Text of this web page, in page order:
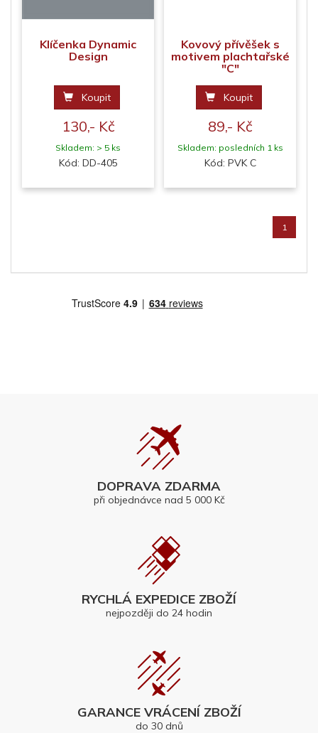
Klíčenka Dynamic
Design
Koupit
130,- Kč
Skladem: > 5 ks
Kód: DD-405
Kovový přívěšek s
motivem plachtařské
"C"
Koupit
89,- Kč
Skladem: posledních 1 ks
Kód: PVK C
1
DOPRAVA ZDARMA
při objednávce nad 5 000 Kč
RYCHLÁ EXPEDICE ZBOŽÍ
nejpozději do 24 hodin
GARANCE VRÁCENÍ ZBOŽÍ
do 30 dnů